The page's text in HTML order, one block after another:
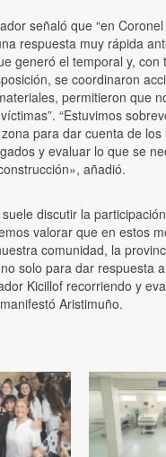
señaló que “en
respuesta muy rápida
generó el temporal y, con
se coordinaron
permitieron que
“Estuvimos
para dar cuenta de
y evaluar lo que se
añadió.
discutir la
valorar que en estos
comunidad, la
solo para dar respuesta
Kicillof recorriendo y
Aristimuño.